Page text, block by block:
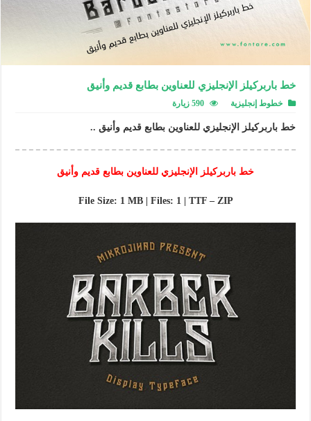
خط باربركيلز الإنجليزي للعناوين بطابع قديم وأنيق
خطوط إنجليزية 590 زيارة
خط باربركيلز الإنجليزي للعناوين بطابع قديم وأنيق ..
خط باربركيلز الإنجليزي للعناوين بطابع قديم وأنيق
File Size: 1 MB | Files: 1 | TTF – ZIP